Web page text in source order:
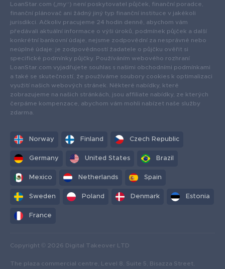
LoanStar.com („my“) není poskytovatel půjček, finanční poradce,
finanční plánovač ani žádný jiný typ finanční instituce v jakékoli
jurisdikci. Ačkoliv pracujeme 24 hodin denně, abychom vám
předávali aktuální informace o výši úroků, podmínek půjček a další
konkrétní bankovní údaje, nejsme zodpovědní za nesprávné nebo
neúplné údaje: je zodpovědností žadatele o půjčku ověřit si
specifické podmínky půjčky. Používáním webového rozhraní
LoanStar.com vyjadřujete souhlas s našimi obchodními podmínkami
a také se skutečností, že používáme soubory cookies k optimalizaci
využití našich webových stránek. Některé nabídky, které
zobrazujeme na našich stránkách, jsou affiliate nabídky, ze kterých
čerpáme kompenzace, abychom vám mohli nabízet naše služby
zdarma.
Norway Finland Czech Republic
Germany United States Brazil
Mexico Netherlands Spain
Sweden Poland Denmark Estonia
France
Copyright © 2026 Digital Takeover LTD
The plaza commercial centre, Level 8, Suite 5, Bisazza Street,